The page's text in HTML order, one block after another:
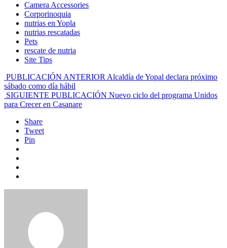
Camera Accessories
Corporinoquia
nutrias en Yopla
nutrias rescatadas
Pets
rescate de nutria
Site Tips
PUBLICACIÓN ANTERIORAlcaldía de Yopal declara próximo
sábado como día hábil
SIGUIENTE PUBLICACIÓN Nuevo ciclo del programa Unidos
para Crecer en Casanare
Share
Tweet
Pin